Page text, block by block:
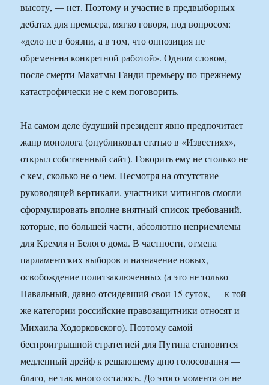
высоту, — нет. Поэтому и участие в предвыборных
дебатах для премьера, мягко говоря, под вопросом:
«дело не в боязни, а в том, что оппозиция не
обременена конкретной работой». Одним словом,
после смерти Махатмы Ганди премьеру по-прежнему
катастрофически не с кем поговорить.
На самом деле будущий президент явно предпочитает
жанр монолога (опубликовал статью в «Известиях»,
открыл собственный сайт). Говорить ему не столько не
с кем, сколько не о чем. Несмотря на отсутствие
руководящей вертикали, участники митингов смогли
сформулировать вполне внятный список требований,
которые, по большей части, абсолютно неприемлемы
для Кремля и Белого дома. В частности, отмена
парламентских выборов и назначение новых,
освобождение политзаключенных (а это не только
Навальный, давно отсидевший свои 15 суток, — к той
же категории российские правозащитники относят и
Михаила Ходорковского). Поэтому самой
беспроигрышной стратегией для Путина становится
медленный дрейф к решающему дню голосования —
благо, не так много осталось. До этого момента он не